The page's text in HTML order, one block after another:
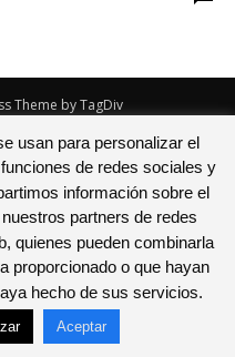
Theme by TagDiv
usan para personalizar el
de redes sociales y
información sobre el
partners de redes
quienes pueden combinarla
proporcionado o que hayan
hecho de sus servicios.
Aceptar